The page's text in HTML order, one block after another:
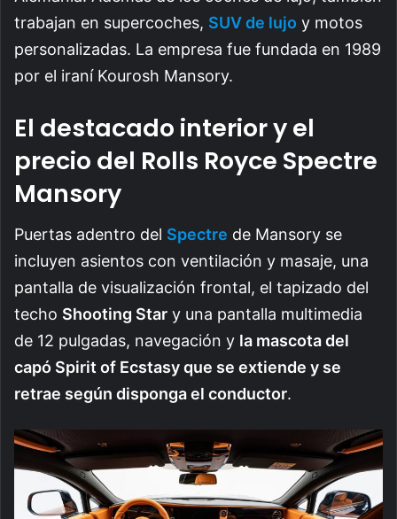
trabajan en supercoches, SUV de lujo y motos
personalizadas. La empresa fue fundada en 1989
por el iraní Kourosh Mansory.
El destacado interior y el
precio del Rolls Royce Spectre
Mansory
Puertas adentro del Spectre de Mansory se
incluyen asientos con ventilación y masaje, una
pantalla de visualización frontal, el tapizado del
techo Shooting Star y una pantalla multimedia
de 12 pulgadas, navegación y la mascota del
capó Spirit of Ecstasy que se extiende y se
retrae según disponga el conductor.